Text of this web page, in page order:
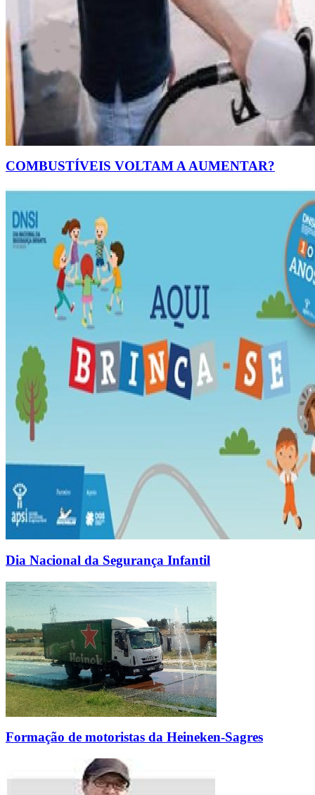
COMBUSTÍVEIS VOLTAM A AUMENTAR?
Dia Nacional da Segurança Infantil
Formação de motoristas da Heineken-Sagres